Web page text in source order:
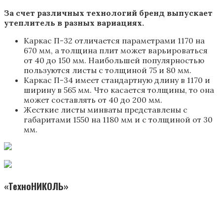
За счет различных технологий бренд выпускает
утеплитель в разных вариациях.
Каркас П-32 отличается параметрами 1170 на
670 мм, а толщина плит может варьироваться
от 40 до 150 мм. Наибольшей популярностью
пользуются листы с толщиной 75 и 80 мм.
Каркас П-34 имеет стандартную длину в 1170 и
ширину в 565 мм. Что касается толщины, то она
может составлять от 40 до 200 мм.
Жесткие листы минваты представлены с
габаритами 1550 на 1180 мм и с толщиной от 30
мм.
«ТехноНИКОЛЬ»